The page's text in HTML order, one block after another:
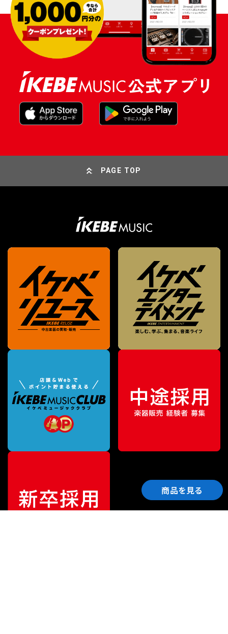
商品を見る
PAGE TOP